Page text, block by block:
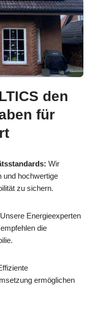
den
für
Wir
und hochwertige
zu sichern.
Unsere Energieexperten
die
ermöglichen